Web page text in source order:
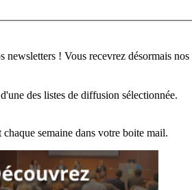
! Vous recevrez désormais nos
des listes de diffusion sélectionnée.
semaine dans votre boite mail.